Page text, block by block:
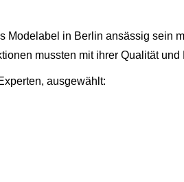
in Berlin ansässig sein
mussten mit ihrer Qualität und
ausgewählt: